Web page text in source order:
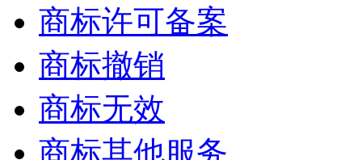
商标许可备案
商标撤销
商标无效
商标其他服务